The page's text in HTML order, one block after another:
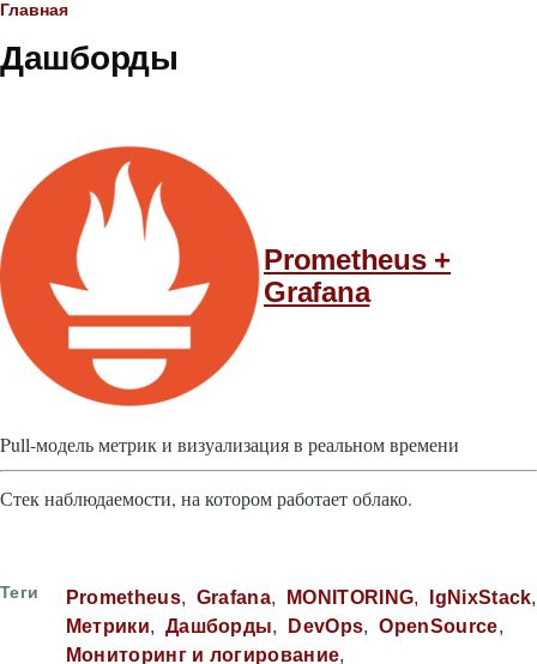
Строка
навигации
Главная
Дашборды
Prometheus +
Grafana
Pull-модель метрик и визуализация в реальном времени
Стек наблюдаемости, на котором работает облако.
Теги Prometheus Grafana MONITORING
IgNixStack
Метрики
Дашборды DevOps
OpenSource
Мониторинг и логирование